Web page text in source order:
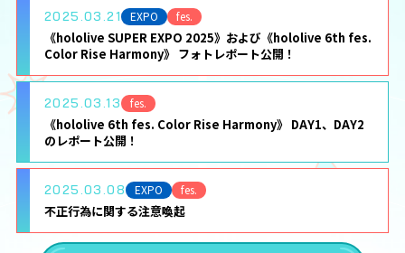
2025.03.21 EXPO fes.
《hololive SUPER EXPO 2025》および《hololive 6th fes.
Color Rise Harmony》 フォトレポート公開！
2025.03.13 fes.
《hololive 6th fes. Color Rise Harmony》 DAY1、DAY2
のレポート公開！
2025.03.08 EXPO fes.
不正行為に関する注意喚起